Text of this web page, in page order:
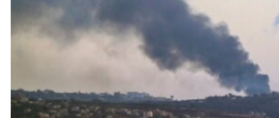
索
欧洲
全球议题
科教·文娱·体健
环境
白宫要闻
国会报道
美国建国250周年
VOA视频
VOA今日焦点